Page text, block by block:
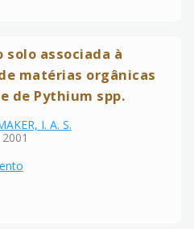
solo associada à
matérias orgânicas
de Pythium spp.
I. A. S.